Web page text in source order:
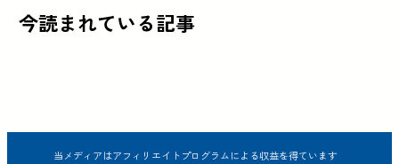
今読まれている記事
当メディアはアフィリエイトプログラムによる収益を得ています